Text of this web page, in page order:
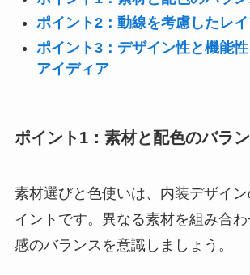
ポイント2：動線を考慮したレイ
ポイント3：デザイン性と機能
アイディア
ポイント1：素材と配色のバラ
素材選びと色使いは、内装デザイ
イントです。異なる素材を組み合
感のバランスを意識しましょう。